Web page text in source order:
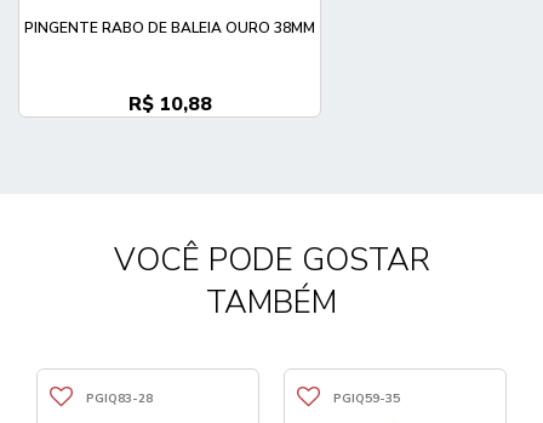
PINGENTE RABO DE BALEIA OURO 38MM
R$ 10,88
VOCÊ PODE GOSTAR
TAMBÉM
PGIQ83-28 PGIQ59-35